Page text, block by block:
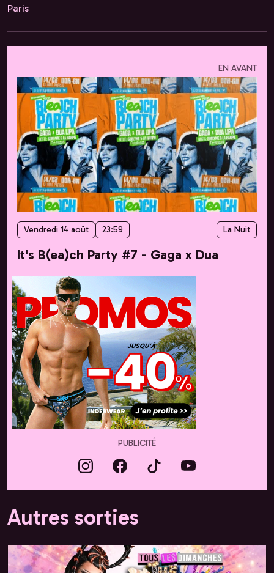
Paris
EN AVANT
Vendredi 14 août 23:59 La Nuit
It's B(ea)ch Party #7 - Gaga x Dua
PUBLICITÉ
Autres sorties